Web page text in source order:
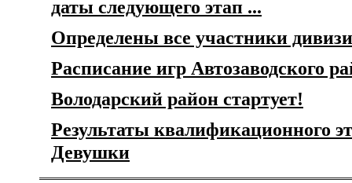
даты следующего этап ...
Определены все участники
Расписание игр
Володарский район стартует!
Результаты квалификационного
Девушки